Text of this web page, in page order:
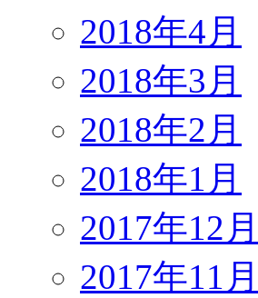
2018年4月
2018年3月
2018年2月
2018年1月
2017年12月
2017年11月